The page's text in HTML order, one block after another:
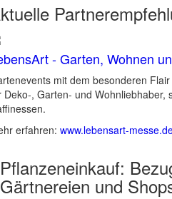
- Garten, Wohnen
mit dem besonderen
Deko-, Garten- und Wohnliebhaber,
erfahren: www.lebensart-
Pflanzeneinkauf:
Gärtnereien und